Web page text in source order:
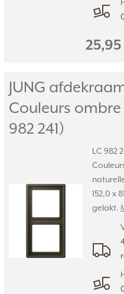
25,95
JUNG
Couleurs ombre
982 241)
LC 982
152,0 x
gelakt.